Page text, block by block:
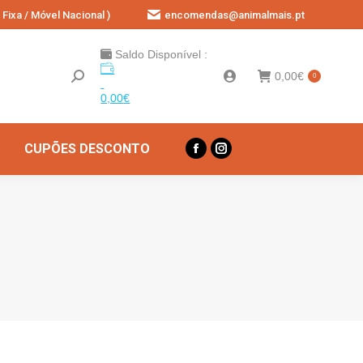
Fixa / Móvel Nacional ) encomendas@animalmais.pt
Saldo Disponível :
0,00€
0,00€ 0
CUPÕES DESCONTO
Facebook
page
Instagram
page